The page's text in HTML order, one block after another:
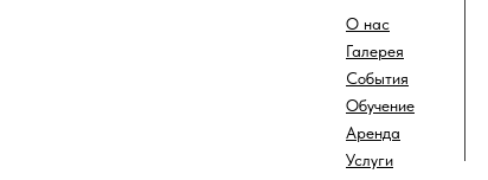
О нас
Галерея
События
Обучение
Аренда
Услуги